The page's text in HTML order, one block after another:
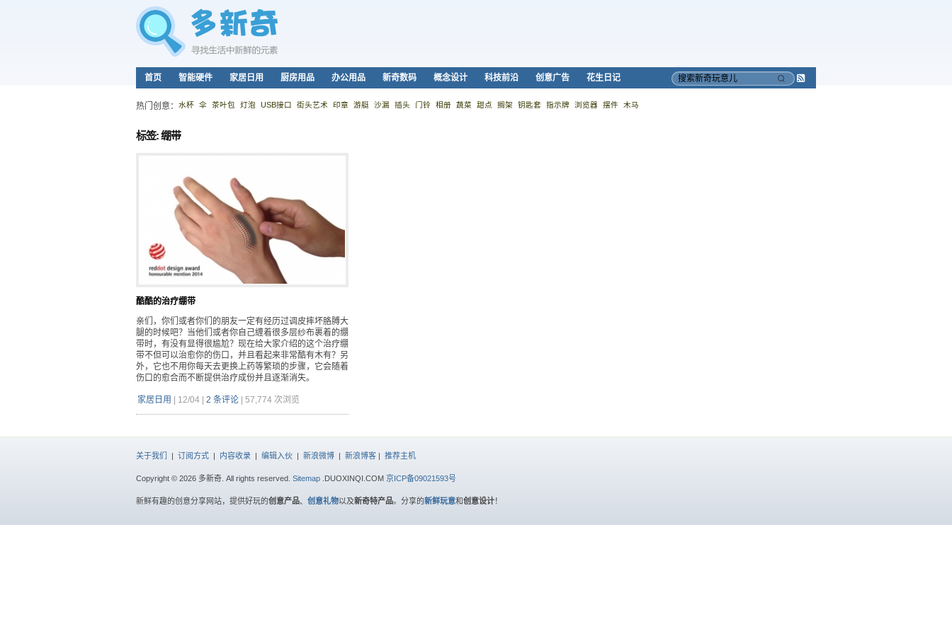
首页 智能硬件 家居日用 厨房用品 办公用品 新奇数码 概念设计 科技前沿 创意广告 花生日记
Subscribe
搜
热门创意： 水杯 伞 茶叶包 灯泡 USB接口 街头艺术 印章 游艇 沙漏 插头 门铃 相册 蔬菜 甜点 搁架 钥匙套 指示牌 浏览器 摆件 木马
标签: 绷带
酷酷的治疗绷带
亲们，你们或者你们的朋友一定有经历过调皮摔坏胳膊大
腿的时候吧？当他们或者你自己缠着很多层纱布裹着的绷
带时，有没有显得很尴尬？现在给大家介绍的这个治疗绷
带不但可以治愈你的伤口，并且看起来非常酷有木有？另
外，它也不用你每天去更换上药等繁琐的步骤，它会随着
伤口的愈合而不断提供治疗成份并且逐渐消失。
家居日用 12/04 2 条评论 57,774 次浏览
关于我们 | 订阅方式 | 内容收录 | 编辑入伙 | 新浪微博 | 新浪博客 | 推荐主机
Copyright © 2026 多新奇. All rights reserved. Sitemap .DUOXINQI.COM 京ICP备09021593号
新鲜有趣的创意分享网站，提供好玩的创意产品、 创意礼物以及新奇特产品。分享的新鲜玩意和创意设计！